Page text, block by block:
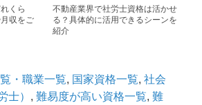
くら
収をご
不動産業界で社労士資格は活かせ
る？具体的に活用できるシーンを
紹介
・職業一覧, 国家資格一覧, 社会
士） , 難易度が高い資格一覧, 難